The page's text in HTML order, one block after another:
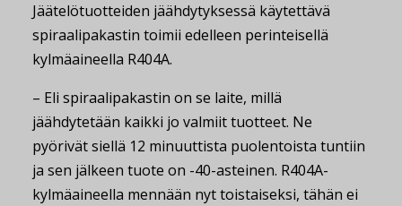
Jäätelötuotteiden jäähdytyksessä käytettävä
spiraalipakastin toimii edelleen perinteisellä
kylmäaineella R404A.
– Eli spiraalipakastin on se laite, millä
jäähdytetään kaikki jo valmiit tuotteet. Ne
pyörivät siellä 12 minuuttista puolentoista tuntiin
ja sen jälkeen tuote on -40-asteinen. R404A-
kylmäaineella mennään nyt toistaiseksi, tähän ei